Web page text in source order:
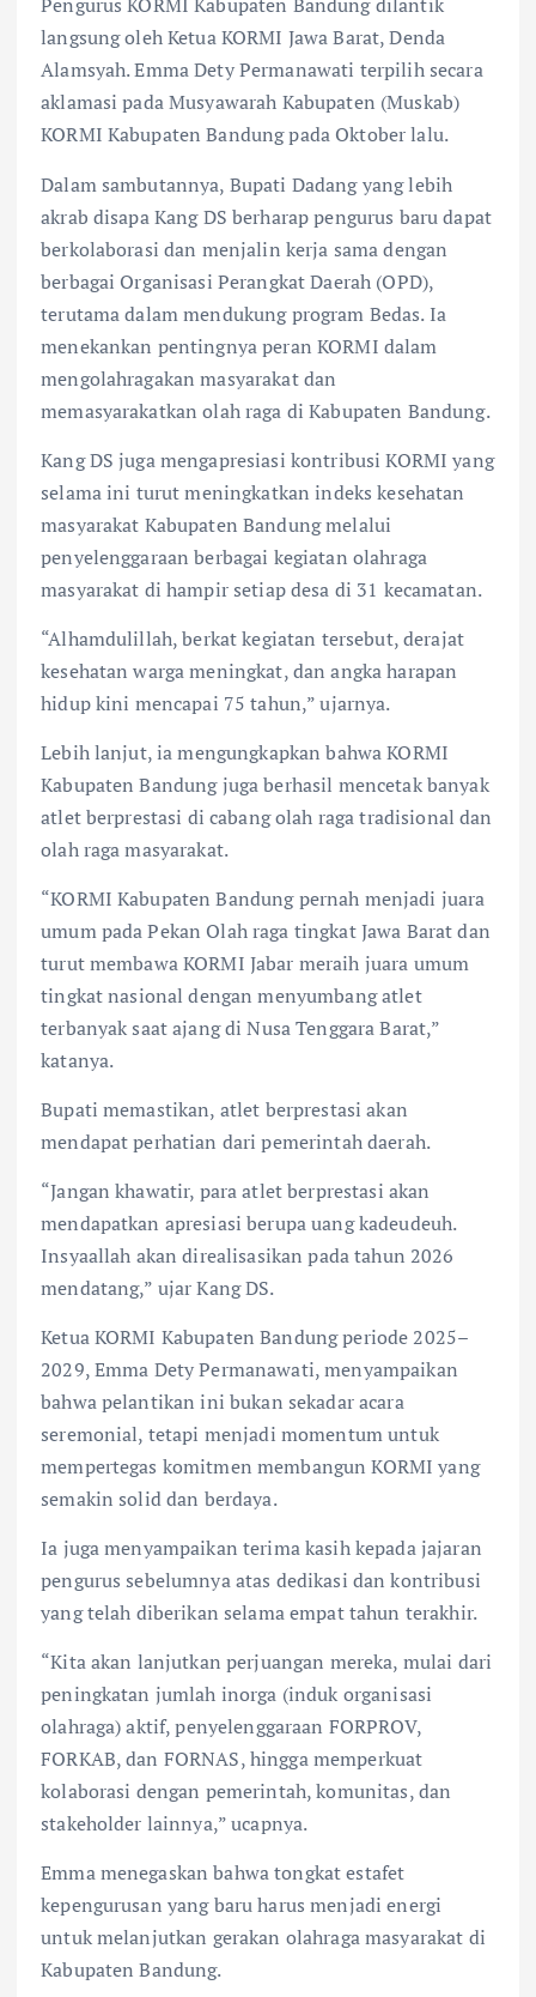
Pengurus KORMI Kabupaten Bandung dilantik
langsung oleh Ketua KORMI Jawa Barat, Denda
Alamsyah. Emma Dety Permanawati terpilih secara
aklamasi pada Musyawarah Kabupaten (Muskab)
KORMI Kabupaten Bandung pada Oktober lalu.
Dalam sambutannya, Bupati Dadang yang lebih
akrab disapa Kang DS berharap pengurus baru dapat
berkolaborasi dan menjalin kerja sama dengan
berbagai Organisasi Perangkat Daerah (OPD),
terutama dalam mendukung program Bedas. Ia
menekankan pentingnya peran KORMI dalam
mengolahragakan masyarakat dan
memasyarakatkan olah raga di Kabupaten Bandung.
Kang DS juga mengapresiasi kontribusi KORMI yang
selama ini turut meningkatkan indeks kesehatan
masyarakat Kabupaten Bandung melalui
penyelenggaraan berbagai kegiatan olahraga
masyarakat di hampir setiap desa di 31 kecamatan.
“Alhamdulillah, berkat kegiatan tersebut, derajat
kesehatan warga meningkat, dan angka harapan
hidup kini mencapai 75 tahun,” ujarnya.
Lebih lanjut, ia mengungkapkan bahwa KORMI
Kabupaten Bandung juga berhasil mencetak banyak
atlet berprestasi di cabang olah raga tradisional dan
olah raga masyarakat.
“KORMI Kabupaten Bandung pernah menjadi juara
umum pada Pekan Olah raga tingkat Jawa Barat dan
turut membawa KORMI Jabar meraih juara umum
tingkat nasional dengan menyumbang atlet
terbanyak saat ajang di Nusa Tenggara Barat,”
katanya.
Bupati memastikan, atlet berprestasi akan
mendapat perhatian dari pemerintah daerah.
“Jangan khawatir, para atlet berprestasi akan
mendapatkan apresiasi berupa uang kadeudeuh.
Insyaallah akan direalisasikan pada tahun 2026
mendatang,” ujar Kang DS.
Ketua KORMI Kabupaten Bandung periode 2025–
2029, Emma Dety Permanawati, menyampaikan
bahwa pelantikan ini bukan sekadar acara
seremonial, tetapi menjadi momentum untuk
mempertegas komitmen membangun KORMI yang
semakin solid dan berdaya.
Ia juga menyampaikan terima kasih kepada jajaran
pengurus sebelumnya atas dedikasi dan kontribusi
yang telah diberikan selama empat tahun terakhir.
“Kita akan lanjutkan perjuangan mereka, mulai dari
peningkatan jumlah inorga (induk organisasi
olahraga) aktif, penyelenggaraan FORPROV,
FORKAB, dan FORNAS, hingga memperkuat
kolaborasi dengan pemerintah, komunitas, dan
stakeholder lainnya,” ucapnya.
Emma menegaskan bahwa tongkat estafet
kepengurusan yang baru harus menjadi energi
untuk melanjutkan gerakan olahraga masyarakat di
Kabupaten Bandung.